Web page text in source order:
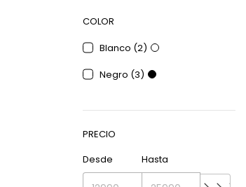
COLOR
Blanco (2)
Negro (3)
PRECIO
Desde
Hasta